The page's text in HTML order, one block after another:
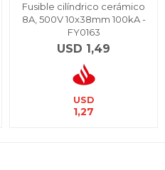
Fusible cilíndrico cerámico
8A, 500V 10x38mm 100kA -
FY0163
USD 1,49
USD
1,27